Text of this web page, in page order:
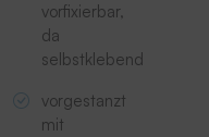
vorfixierbar,
da
selbstklebend
vorgestanzt
mit